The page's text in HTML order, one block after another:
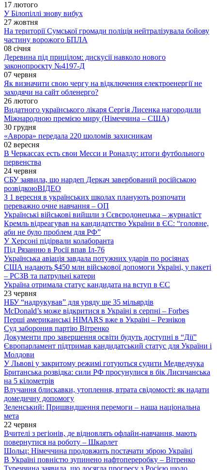
17 лютого
У Білопіллі знову вибух
27 жовтня
На території Сумської громади поліція нейтралізувала бойову
частину ворожого БПЛА
08 січня
Деревина під прицілом: дискусії навколо нового
законопроєкту №4197-Д
07 червня
Як визначити свою чергу на відключення електроенергії не
заходячи на сайт обленерго?
26 лютого
Видатного українського лікаря Сергія Лисенка нагородили
Міжнародною премією миру (Німеччина – США)
30 грудня
«Аврора» передала 220 шоломів захисникам
02 вересня
В Черкассах есть свои Месси и Роналду: итоги футбольного
первенства
24 червня
СБУ заявила, що нардеп Деркач завербований російською
розвідкоюВІДЕО
З 1 вересня в українських школах планують розпочати
переважно очне навчання – ОП
Українські військові вийшли з Сєвєродонецька – журналіст
Кремль відреагував на кандидатство України в ЄС: “головне,
аби не було проблем для РФ”
У Херсоні підірвали колаборанта
Під Рязанню в Росії впав Іл-76
Українська авіація завдала потужних ударів по росіянах
США надають $450 млн військової допомоги Україні, у пакеті
– РСЗВ та патрульні катери
Україна отримала статус кандидата на вступ в ЄС
23 червня
НБУ “надрукував” для уряду ще 35 мільярдів
McDonald’s може відкритися в Україні в серпні – Forbes
Перші американські HIMARS вже в Україні – Резніков
Суд заборонив партію Вітренко
Документи про завершення освіти будуть доступні в “Дії”
Європарламент підтримав кандидатський статус для України і
Молдови
У Львові у закритому режимі готуються судити Медведчука
Британська розвідка: сили РФ просунулися в бік Лисичанська
на 5 кілометрів
Влучання блискавки, утоплення, втрата свідомості: як надати
домедичну допомогу
Зеленський: Пришвидшення перемоги – наша національна
мета
22 червня
Вчителі з регіонів, де відновлять офлайн-навчання, мають
повернутися на роботу – Шкарлет
Шольц: Німеччина продовжить постачати зброю Україні
В Україні повністю зупинено нафтопереробку – Вітренко